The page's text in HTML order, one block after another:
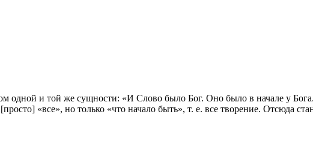
одной и той же сущности: «И Слово было Бог. Оно было в начале у
«все», но только «что начало быть», т. е. все творение. Отсюда